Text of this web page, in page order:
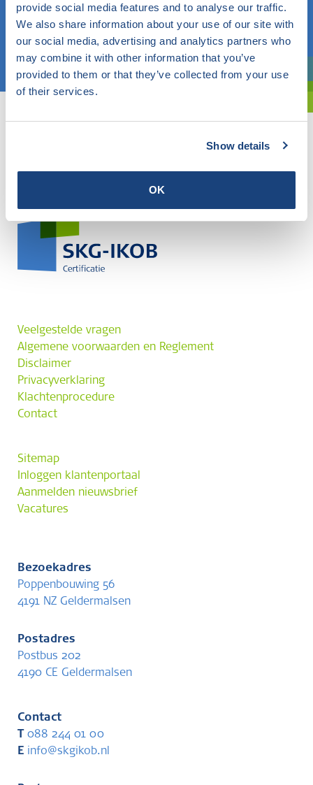
provide social media features and to analyse our traffic.
We also share information about your use of our site with
our social media, advertising and analytics partners who
may combine it with other information that you’ve
provided to them or that they’ve collected from your use
of their services.
Show details
OK
OF
Kies een onderwerp
Bent u oriënterend? Gebruik dan onze filter.
Veelgestelde vragen
Algemene voorwaarden en Reglement
Disclaimer
Privacyverklaring
Klachtenprocedure
Contact
Sitemap
Inloggen klantenportaal
Aanmelden nieuwsbrief
Vacatures
Bezoekadres
Poppenbouwing 56
4191 NZ Geldermalsen
Postadres
Postbus 202
4190 CE Geldermalsen
Contact
088 244 01 00
E info@skgikob.nl